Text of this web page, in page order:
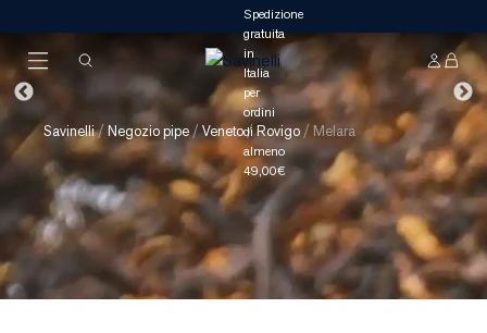
Savinelli/ Negozio pipe/Veneto/Rovigo / Melara